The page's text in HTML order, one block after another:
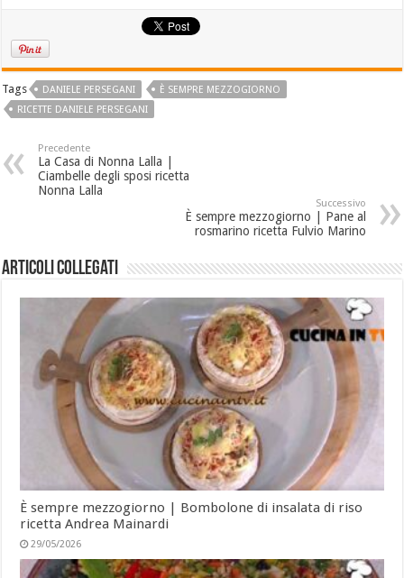
Tags DANIELE PERSEGANI
È SEMPRE MEZZOGIORNO
RICETTE DANIELE PERSEGANI
Precedente
La Casa di Nonna Lalla |
Ciambelle degli sposi ricetta
Nonna Lalla
Successivo
È sempre mezzogiorno | Pane al
rosmarino ricetta Fulvio Marino
Articoli collegati
È sempre mezzogiorno | Bombolone di insalata di riso
ricetta Andrea Mainardi
29/05/2026